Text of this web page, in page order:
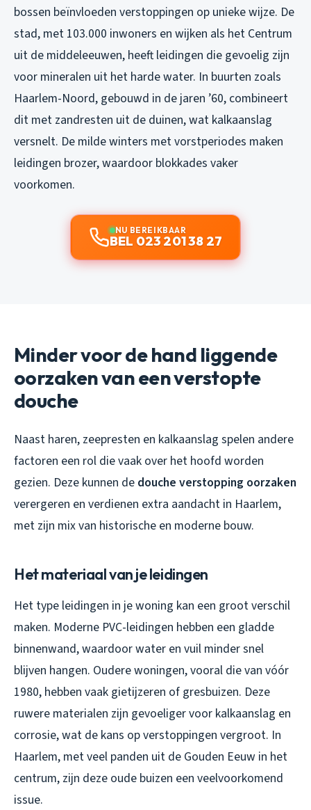
bossen beïnvloeden verstoppingen op unieke wijze. De
stad, met 103.000 inwoners en wijken als het Centrum
uit de middeleeuwen, heeft leidingen die gevoelig zijn
voor mineralen uit het harde water. In buurten zoals
Haarlem-Noord, gebouwd in de jaren ’60, combineert
dit met zandresten uit de duinen, wat kalkaanslag
versnelt. De milde winters met vorstperiodes maken
leidingen brozer, waardoor blokkades vaker
voorkomen.
NU BEREIKBAAR
BEL 023 201 38 27
Minder voor de hand liggende
oorzaken van een verstopte
douche
Naast haren, zeepresten en kalkaanslag spelen andere
factoren een rol die vaak over het hoofd worden
gezien. Deze kunnen de douche verstopping oorzaken
verergeren en verdienen extra aandacht in Haarlem,
met zijn mix van historische en moderne bouw.
Het materiaal van je leidingen
Het type leidingen in je woning kan een groot verschil
maken. Moderne PVC-leidingen hebben een gladde
binnenwand, waardoor water en vuil minder snel
blijven hangen. Oudere woningen, vooral die van vóór
1980, hebben vaak gietijzeren of gresbuizen. Deze
ruwere materialen zijn gevoeliger voor kalkaanslag en
corrosie, wat de kans op verstoppingen vergroot. In
Haarlem, met veel panden uit de Gouden Eeuw in het
centrum, zijn deze oude buizen een veelvoorkomend
issue.